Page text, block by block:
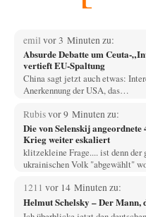
emil vor 3 Minuten zu:
Absurde Debatte um Ceuta-
vertieft EU-Spaltung
China sagt jetzt auch etwas:
Anerkennung der USA, das…
Rubisvor 9 Minuten zu:
Die von Selenskij
Krieg weiter eskaliert
klitzekleine Frage.... ist denn der
ukrainischen Volk "abgewählt"
1211 vor 14 Minuten zu:
Helmut Schelsky – Der